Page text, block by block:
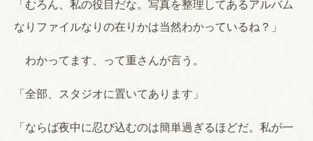
「むろん、私の役目だな。写真を整理してあるアルバム
なりファイルなりの在りかは当然わかっているね？」
わかってます、って重さんが言う。
「全部、スタジオに置いてあります」
「ならば夜中に忍び込むのは簡単過ぎるほどだ。私が一